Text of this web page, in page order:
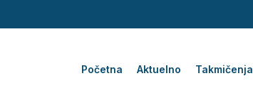
Početna Aktuelno Takmičenja